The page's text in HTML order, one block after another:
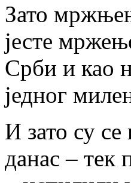
Зато
јесте
Срби и као
једног
И зато су
данас – тек